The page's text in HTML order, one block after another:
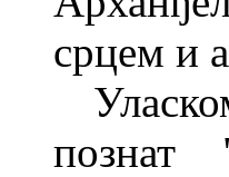
срцем и
познат